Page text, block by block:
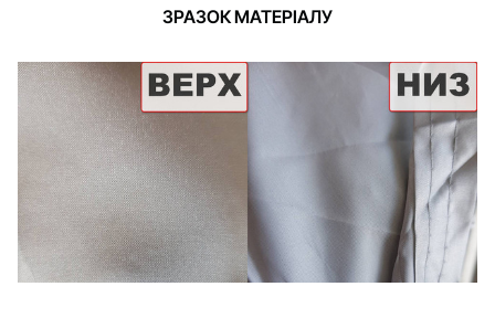
ЗРАЗОК МАТЕРІАЛУ